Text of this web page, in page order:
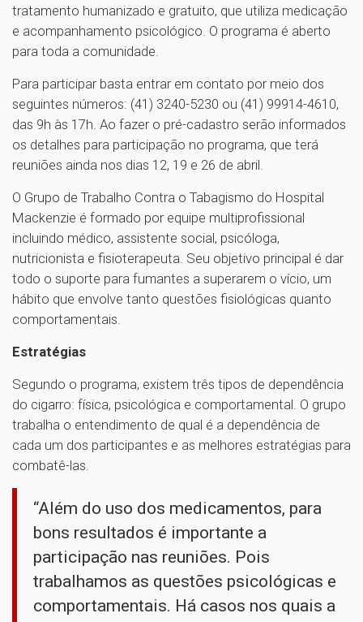
tratamento humanizado e gratuito, que utiliza medicação
e acompanhamento psicológico. O programa é aberto
para toda a comunidade.
Para participar basta entrar em contato por meio dos
seguintes números: (41) 3240-5230 ou (41) 99914-4610,
das 9h às 17h. Ao fazer o pré-cadastro serão informados
os detalhes para participação no programa, que terá
reuniões ainda nos dias 12, 19 e 26 de abril.
O Grupo de Trabalho Contra o Tabagismo do Hospital
Mackenzie é formado por equipe multiprofissional
incluindo médico, assistente social, psicóloga,
nutricionista e fisioterapeuta. Seu objetivo principal é dar
todo o suporte para fumantes a superarem o vício, um
hábito que envolve tanto questões fisiológicas quanto
comportamentais.
Estratégias
Segundo o programa, existem três tipos de dependência
do cigarro: física, psicológica e comportamental. O grupo
trabalha o entendimento de qual é a dependência de
cada um dos participantes e as melhores estratégias para
combatê-las.
“Além do uso dos medicamentos, para
bons resultados é importante a
participação nas reuniões. Pois
trabalhamos as questões psicológicas e
comportamentais. Há casos nos quais a